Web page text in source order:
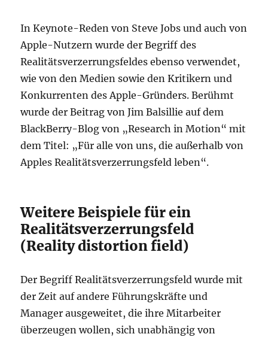
In Keynote-Reden von Steve Jobs und auch von
Apple-Nutzern wurde der Begriff des
Realitätsverzerrungsfeldes ebenso verwendet,
wie von den Medien sowie den Kritikern und
Konkurrenten des Apple-Gründers. Berühmt
wurde der Beitrag von Jim Balsillie auf dem
BlackBerry-Blog von „Research in Motion“ mit
dem Titel: „Für alle von uns, die außerhalb von
Apples Realitätsverzerrungsfeld leben“.
Weitere Beispiele für ein
Realitätsverzerrungsfeld
(Reality distortion field)
Der Begriff Realitätsverzerrungsfeld wurde mit
der Zeit auf andere Führungskräfte und
Manager ausgeweitet, die ihre Mitarbeiter
überzeugen wollen, sich unabhängig von